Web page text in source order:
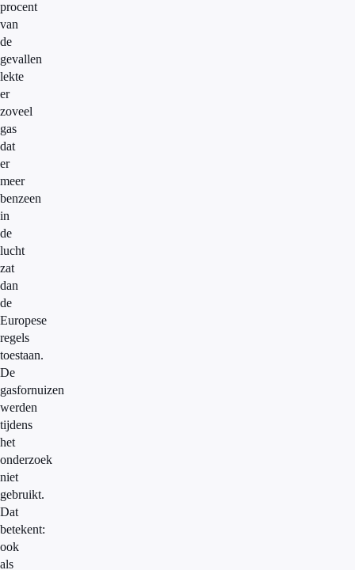
procent
van
de
gevallen
lekte
er
zoveel
gas
dat
er
meer
benzeen
in
de
lucht
zat
dan
de
Europese
regels
toestaan.
De
gasfornuizen
werden
tijdens
het
onderzoek
niet
gebruikt.
Dat
betekent:
ook
als